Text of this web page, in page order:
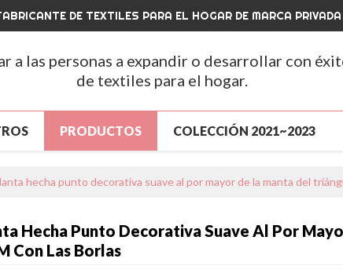
DE TEXTILES PARA EL HOGAR DE MARCA PRIVADA
a las personas a expandir o desarrollar con
de textiles para el hogar.
PRODUCTOS COLECCIÓN 2021~2023
CONTÁCTENOS
hecha punto decorativa suave al por mayor de la manta del
Hecha Punto Decorativa Suave Al Por
Con Las Borlas